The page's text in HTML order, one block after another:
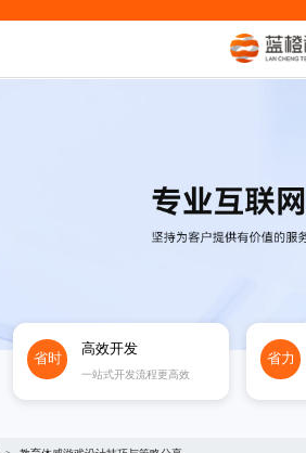
省时
高效开发
一站式开发流程更高效
省力